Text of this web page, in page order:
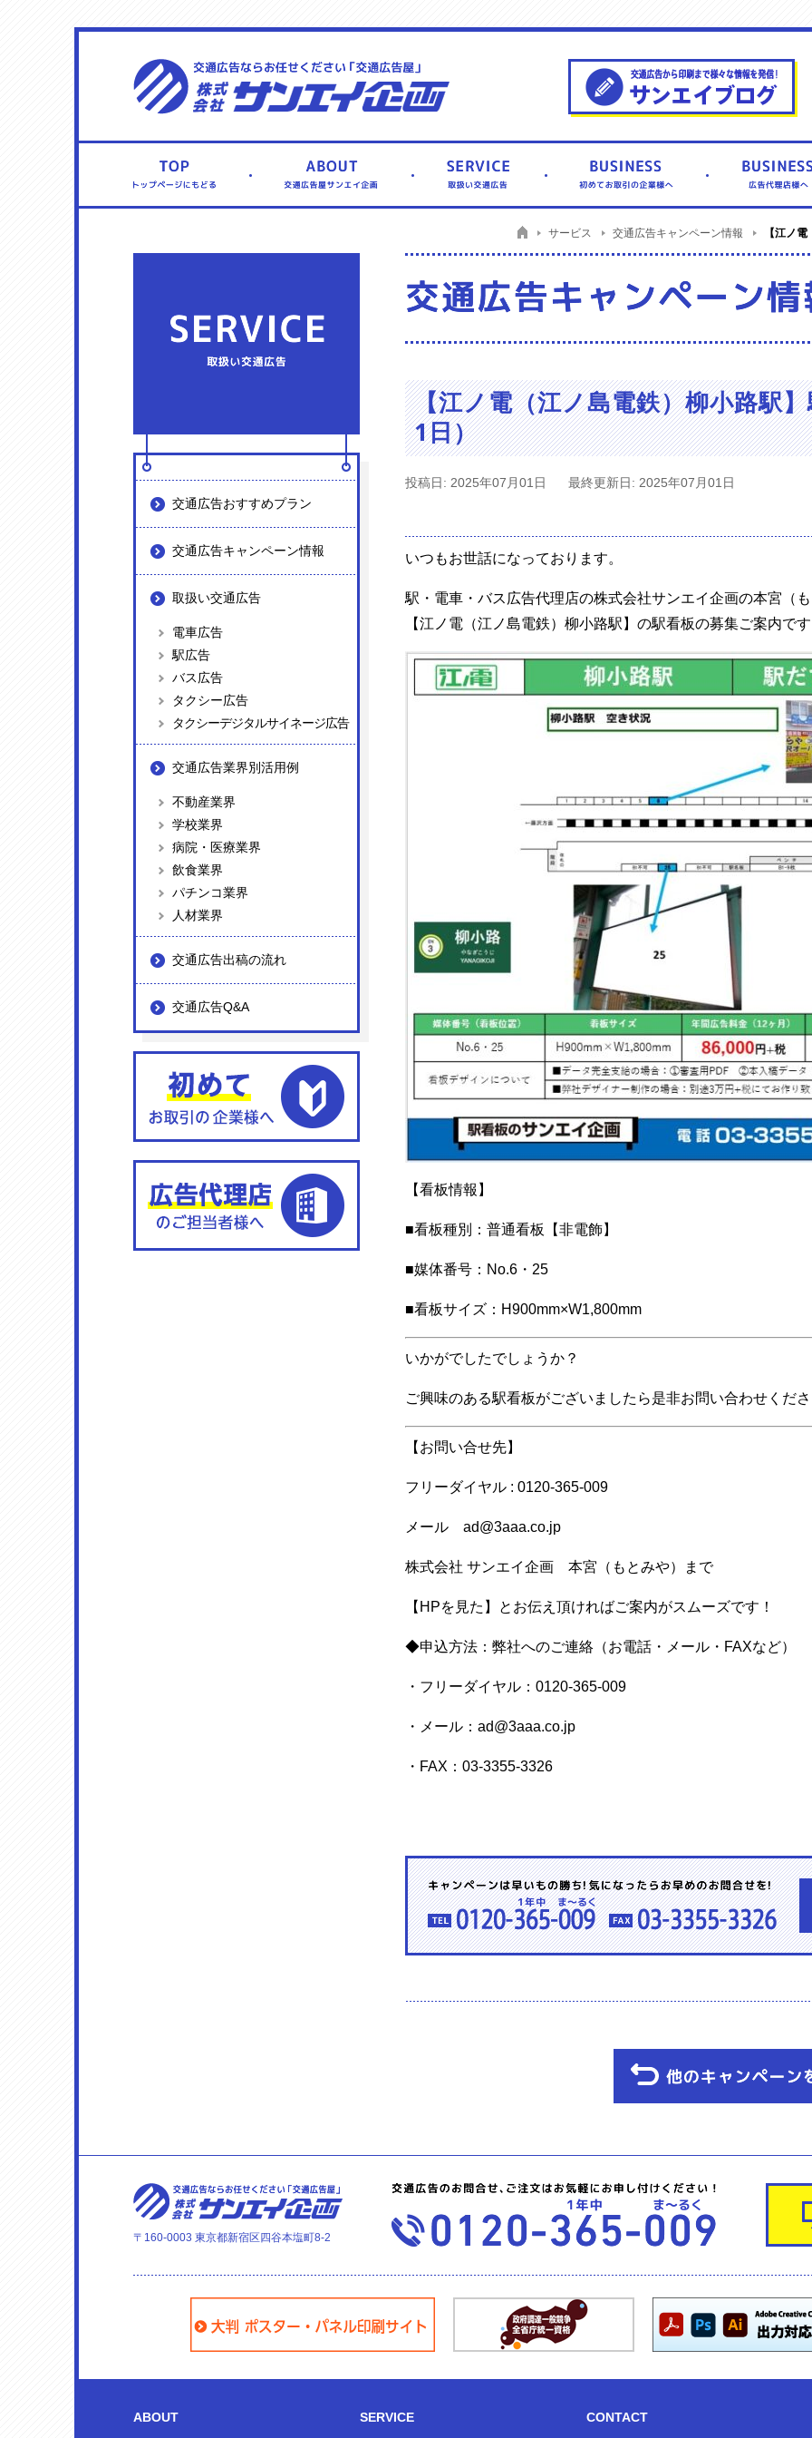
サービス 交通広告キャンペーン情報 【江ノ
【江ノ電（江ノ島電鉄）柳小路駅
1日）
投稿日: 2025年07月01日 最終更新日: 2025年07月01日
いつもお世話になっております。
駅・電車・バス広告代理店の株式会社サンエイ企画の本宮（
【江ノ電（江ノ島電鉄）柳小路駅】の駅看板の募集ご案内で
【看板情報】
■看板種別：普通看板【非電飾】
■媒体番号：No.6・25
■看板サイズ：H900mm×W1,800mm
いかがでしたでしょうか？
ご興味のある駅看板がございましたら是非お問い合わせくだ
【お問い合せ先】
フリーダイヤル : 0120-365-009
メール ad@3aaa.co.jp
株式会社 サンエイ企画 本宮（もとみや）まで
【HPを見た】とお伝え頂ければご案内がスムーズです！
◆申込方法：弊社へのご連絡（お電話・メール・FAXなど）
・フリーダイヤル：0120-365-009
・メール：ad@3aaa.co.jp
・FAX：03-3355-3326
交通広告おすすめプラン
交通広告キャンペーン情報
取扱い交通広告
電車広告
駅広告
バス広告
タクシー広告
タクシーデジタルサイネージ広告
交通広告業界別活用例
不動産業界
学校業界
病院・医療業界
飲食業界
パチンコ業界
人材業界
交通広告出稿の流れ
交通広告Q&A
〒160-0003 東京都新宿区四谷本塩町8-2
ABOUT SERVICE CONTACT